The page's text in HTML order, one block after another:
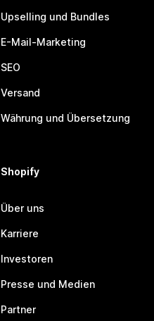
Upselling und Bundles
E-Mail-Marketing
SEO
Versand
Währung und Übersetzung
Shopify
Über uns
Karriere
Investoren
Presse und Medien
Partner